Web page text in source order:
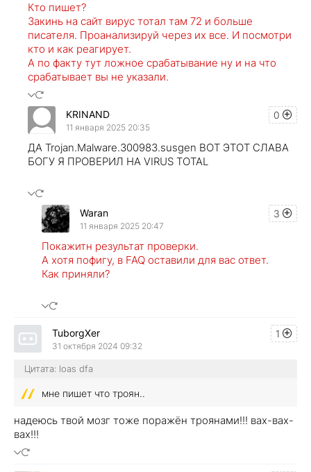
Кто пишет?
Закинь на сайт вирус тотал там 72 и больше
писателя. Проанализируй через их все. И посмотри
кто и как реагирует.
А по факту тут ложное срабатывание ну и на что
срабатывает вы не указали.
0
KRINAND
11 января 2025 20:35
ДА Trojan.Malware.300983.susgen ВОТ ЭТОТ СЛАВА
БОГУ Я ПРОВЕРИЛ НА VIRUS TOTAL
3
Waran
11 января 2025 20:47
Покажитн результат проверки.
А хотя пофигу, в FAQ оставили для вас ответ.
Как приняли?
1
TuborgXer
31 октября 2024 09:32
Цитата: loas dfa
мне пишет что троян..
надеюсь твой мозг тоже поражён троянами!!! вах-вах-
вах!!!